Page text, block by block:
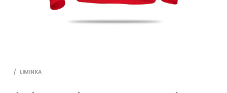
/ LIMINKA